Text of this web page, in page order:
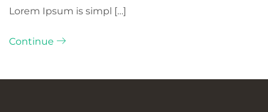
Lorem Ipsum is simpl […]
Continue